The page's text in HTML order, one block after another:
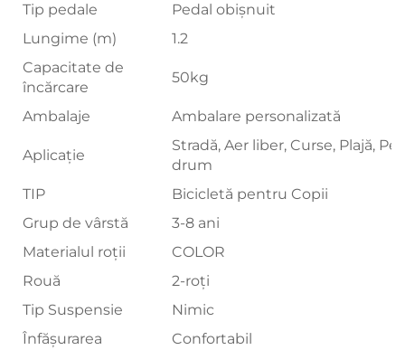
Tip pedale
Pedal obișnuit
Lungime (m)
1.2
Capacitate de
încărcare
50kg
Ambalaje Ambalare personalizată
Aplicație
Stradă, Aer liber, Curse, Plajă, Pe
drum
TIP
Bicicletă pentru Copii
Grup de vârstă
3-8 ani
Materialul roții
COLOR
Rouă
2-roți
Tip Suspensie
Nimic
Înfăşurarea
Confortabil